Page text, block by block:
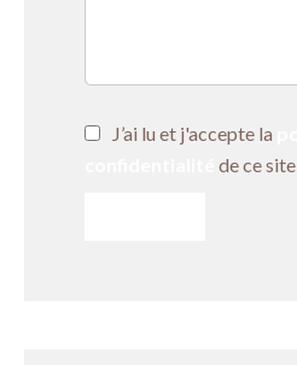
J’ai lu et j'accepte la
de ce site